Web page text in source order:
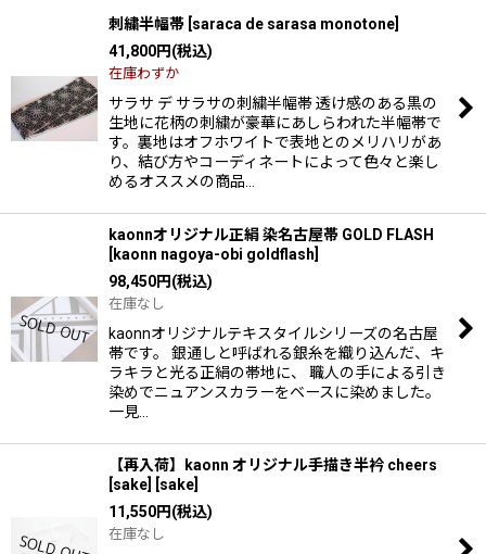
刺繍半幅帯 saraca de sarasa monotone
41,800円(税込)
在庫わずか
サラサ デ サラサの刺繍半幅帯 透け感のある黒の
生地に花柄の刺繍が豪華にあしらわれた半幅帯で
す。裏地はオフホワイトで表地とのメリハリがあ
り、結び方やコーディネートによって色々と楽し
めるオススメの商品…
kaonnオリジナル正絹 染名古屋帯 GOLD FLASH
kaonn nagoya-obi goldflash
98,450円(税込)
在庫なし
kaonnオリジナルテキスタイルシリーズの名古屋
帯です。 銀通しと呼ばれる銀糸を織り込んだ、キ
ラキラと光る正絹の帯地に、 職人の手による引き
染めでニュアンスカラーをベースに染めました。
一見…
【再入荷】kaonn オリジナル手描き半衿 cheers
[sake]
sake
11,550円(税込)
在庫なし